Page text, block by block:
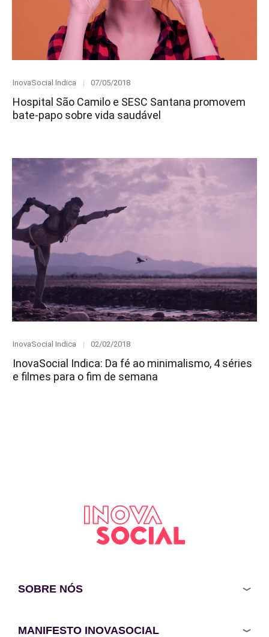
Category
InovaSocial Indica
Posted
07/05/2018
Hospital São Camilo e SESC Santana promovem
bate-papo sobre vida saudável
Category
InovaSocial Indica
Posted
02/02/2018
InovaSocial Indica: Da fé ao minimalismo, 4 séries
e filmes para o fim de semana
SOBRE NÓS
MANIFESTO INOVASOCIAL